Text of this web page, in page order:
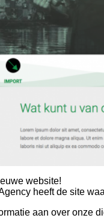
website!
heeft de site
aan over onze